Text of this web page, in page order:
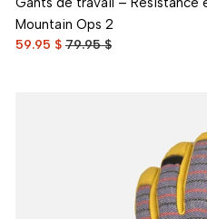
Mountain Ops 2
59.95 $ 79.95 $